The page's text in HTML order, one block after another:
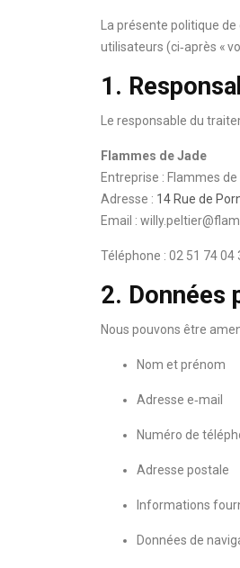
La présente politique
utilisateurs (ci‑après «
1.
Le responsable du
Flammes de Jade
Entreprise : Flammes
Adresse : 14 Rue de
Email :
Téléphone : 02 51 74 04
2. Données
Nous pouvons être
Nom et prénom
Adresse e‑mail
Numéro de
Adresse postale
Informations
Données de